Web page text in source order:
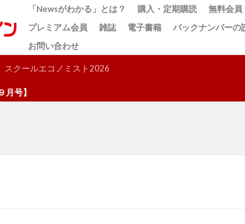
「Newsがわかる」とは？ 購入・定期購読
無料会員
プレミアム会員
雑誌 電子書籍
バックナンバーの
お問い合わせ
スクールエコノミスト2026
検索